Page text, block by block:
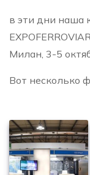
в эти дни наша
Милан, 3-5
Вот несколько